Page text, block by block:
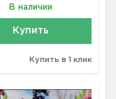
В наличии
Купить
Купить в 1 клик